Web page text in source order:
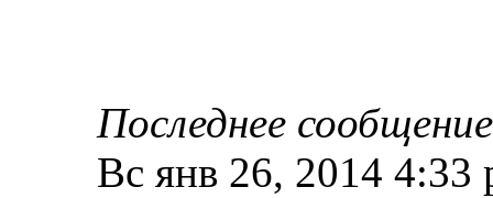
Последнее сообщение
Вс янв 26, 2014 4:33